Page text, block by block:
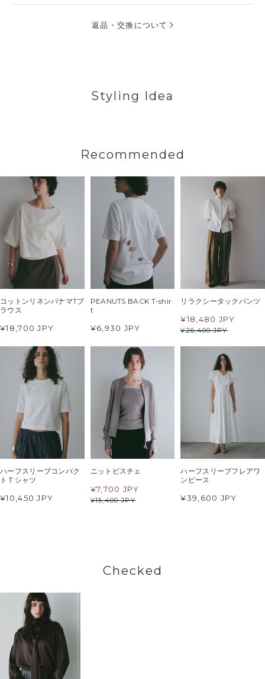
返品・交換について
Styling Idea
Recommended
コットンリネンパナマTブ
ラウス
¥18,700 JPY
PEANUTS BACK T-shir
t
¥6,930 JPY
リラクシータックパンツ
¥26,400 JPY
¥18,480 JPY
ハーフスリーブコンパク
トＴシャツ
¥10,450 JPY
ニットビスチェ
¥15,400 JPY
¥7,700 JPY
ハーフスリーブフレアワ
ンピース
¥39,600 JPY
Checked